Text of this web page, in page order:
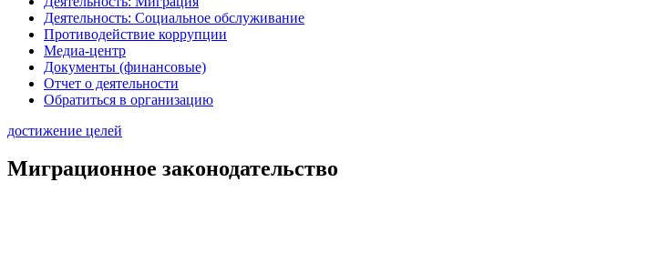
Деятельность: Социальное обслуживание
Противодействие коррупции
Медиа-центр
Документы (финансовые)
Отчет о деятельности
Обратиться в организацию
достижение целей
Миграционное законодательство